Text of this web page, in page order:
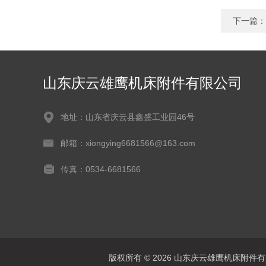
下一篇：
山东庆云雄鹰机床附件有限公司
地址：山东省庆云县鑫盛工业园46号
邮箱：xiongying6681566@163.com
传真：0534-6681566
版权所有 © 2026 山东庆云雄鹰机床附件